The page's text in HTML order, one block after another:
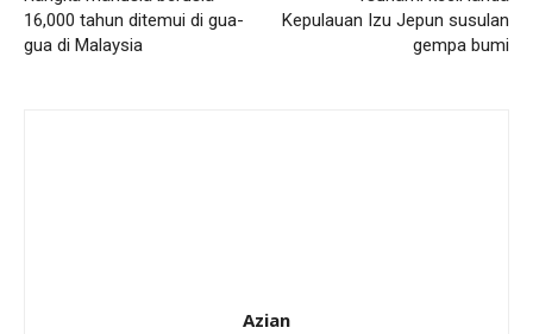
16,000 tahun ditemui di gua-
gua di Malaysia
Kepulauan Izu Jepun susulan
gempa bumi
Azian